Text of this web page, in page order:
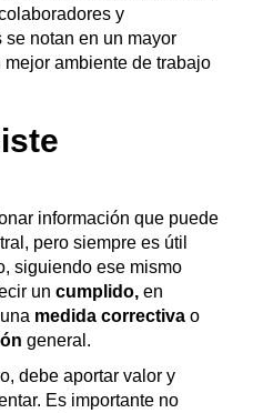
y
notan en un mayor
ambiente de trabajo
información que puede
pero siempre es útil
siguiendo ese mismo
un cumplido, en
medida correctiva o
general.
debe aportar valor y
Es importante no